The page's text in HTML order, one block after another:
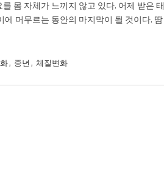
몸 자체가 느끼지 않고 있다. 어제 받은 태
에 머무르는 동안의 마지막이 될 것이다. 땀
, 중년 , 체질변화